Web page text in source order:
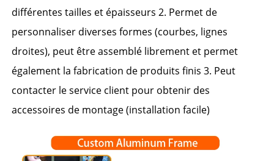
différentes tailles et épaisseurs 2. Permet de
personnaliser diverses formes (courbes, lignes
droites), peut être assemblé librement et permet
également la fabrication de produits finis 3. Peut
contacter le service client pour obtenir des
accessoires de montage (installation facile)